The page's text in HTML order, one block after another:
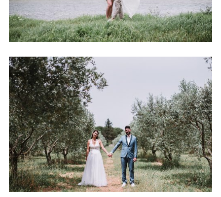
MARIAGE AU CLOS HULLIAS
+ OUVRIR